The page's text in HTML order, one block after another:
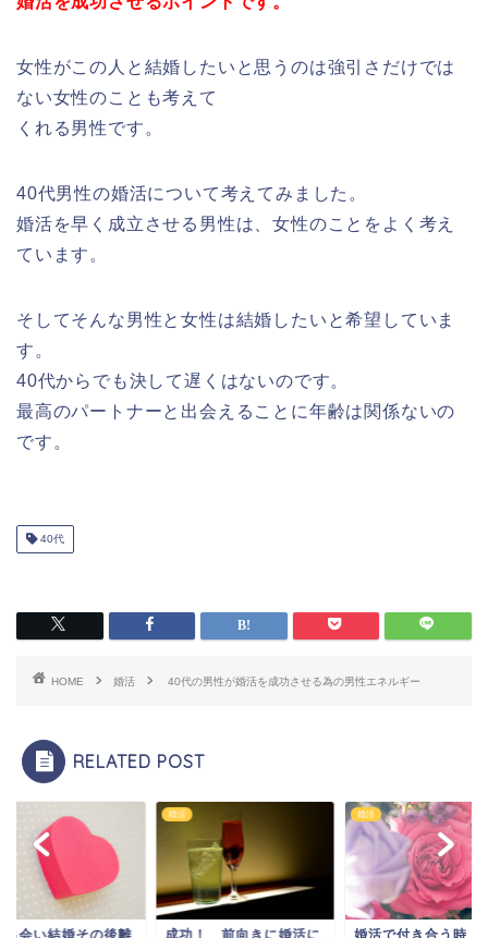
女性がこの人と結婚したいと思うのは強引さだけでは
ない女性のことも考えて
くれる男性です。
40代男性の婚活について考えてみました。
婚活を早く成立させる男性は、女性のことをよく考え
ています。
そしてそんな男性と女性は結婚したいと希望していま
す。
40代からでも決して遅くはないのです。
最高のパートナーと出会えることに年齢は関係ないの
です。
40代
HOME 婚活 40代の男性が婚活を成功させる為の男性エネルギー
RELATED POST
婚活 婚活